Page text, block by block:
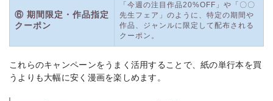
⑥ 期間限定・作品指定
クーポン
「今週の注目作品20%OFF」や「〇〇
先生フェア」のように、特定の期間や
作品、ジャンルに限定して配布される
クーポン。
これらのキャンペーンをうまく活用することで、紙の単行本を買
うよりも大幅に安く漫画を楽しめます。